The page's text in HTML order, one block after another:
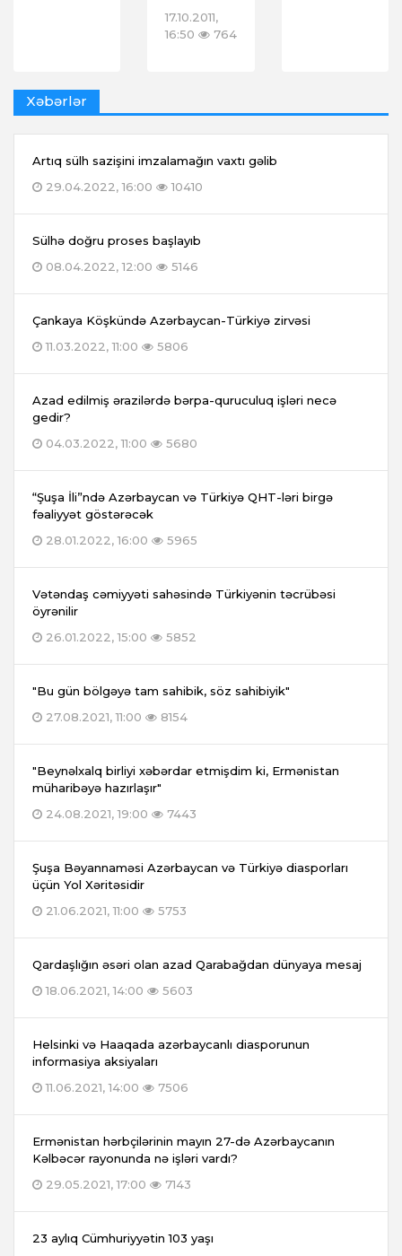
17.10.2011,
16:50
764
Xəbərlər
Artıq sülh sazişini imzalamağın vaxtı gəlib
29.04.2022, 16:00
10410
Sülhə doğru proses başlayıb
08.04.2022, 12:00
5146
Çankaya Köşkündə Azərbaycan-Türkiyə zirvəsi
11.03.2022, 11:00
5806
Azad edilmiş ərazilərdə bərpa-quruculuq işləri necə
gedir?
04.03.2022, 11:00
5680
“Şuşa İli”ndə Azərbaycan və Türkiyə QHT-ləri birgə
fəaliyyət göstərəcək
28.01.2022, 16:00
5965
Vətəndaş cəmiyyəti sahəsində Türkiyənin təcrübəsi
öyrənilir
26.01.2022, 15:00
5852
"Bu gün bölgəyə tam sahibik, söz sahibiyik"
27.08.2021, 11:00
8154
"Beynəlxalq birliyi xəbərdar etmişdim ki, Ermənistan
müharibəyə hazırlaşır"
24.08.2021, 19:00
7443
Şuşa Bəyannaməsi Azərbaycan və Türkiyə diasporları
üçün Yol Xəritəsidir
21.06.2021, 11:00
5753
Qardaşlığın əsəri olan azad Qarabağdan dünyaya mesaj
18.06.2021, 14:00
5603
Helsinki və Haaqada azərbaycanlı diasporunun
informasiya aksiyaları
11.06.2021, 14:00
7506
Ermənistan hərbçilərinin mayın 27-də Azərbaycanın
Kəlbəcər rayonunda nə işləri vardı?
29.05.2021, 17:00
7143
23 aylıq Cümhuriyyətin 103 yaşı